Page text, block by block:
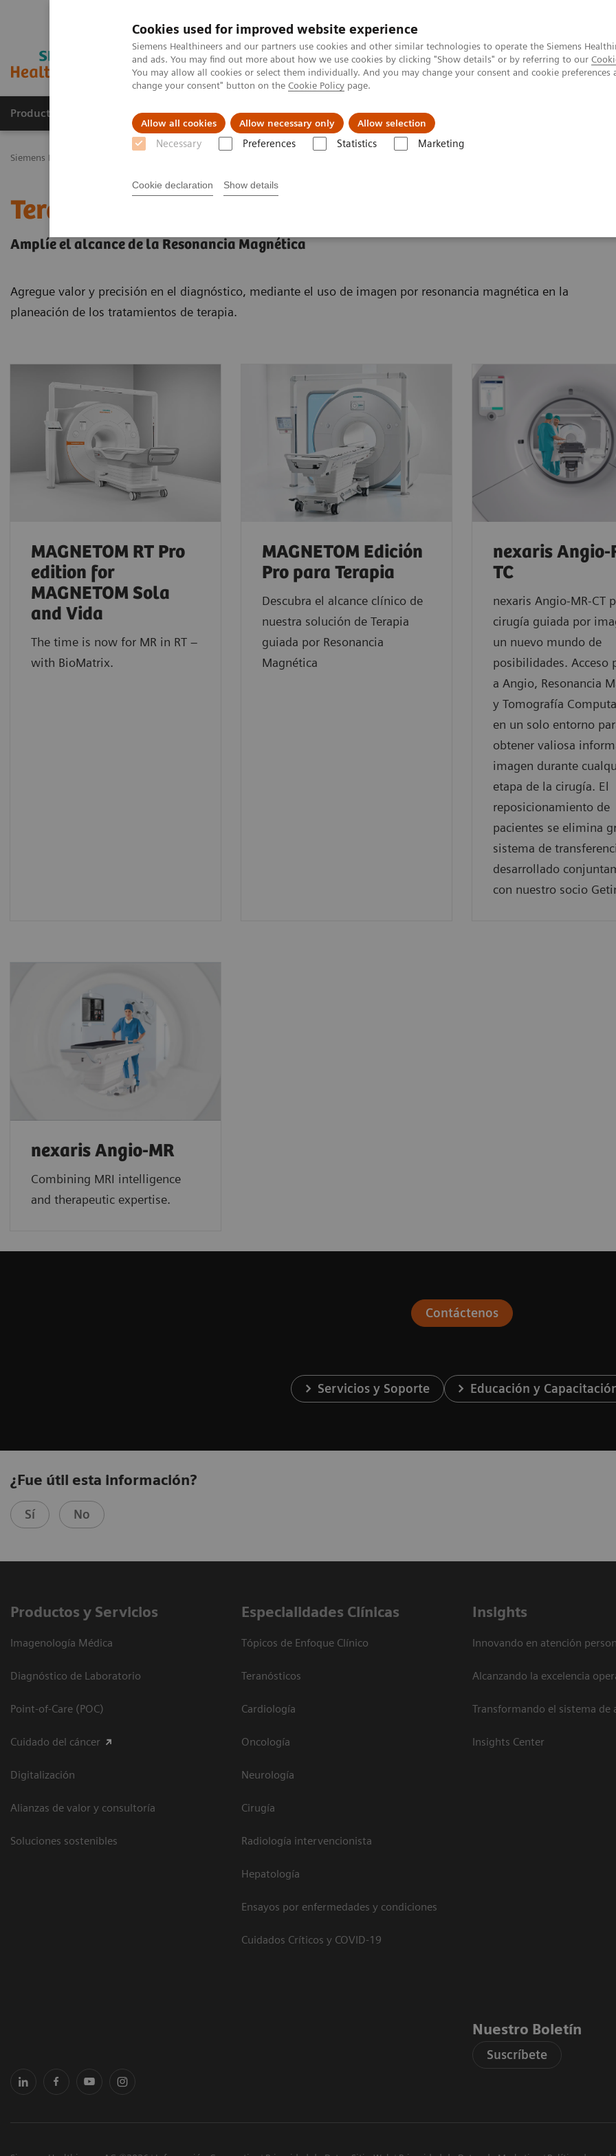
Cookies used for improved website experience
Siemens Healthineers and our partners use cookies and other similar technologies to operate the Siemens
and ads. You may find out more about how we use cookies by clicking "Show details" or by referring to our
You may allow all cookies or select them individually. And you may change your consent and cookie
change your consent" button on the Cookie Policy page.
Allow all cookies Allow necessary only Allow selection
Necessary Preferences Statistics Marketing
Cookie declaration Show details
Productos y servicios Especialidades Clínicas Servicios post venta
Siemens Healthineers Latinoamérica
Terapia guiada por Resonancia Magnética
Amplíe el alcance de la Resonancia Magnética
Agregue valor y precisión en el diagnóstico, mediante el uso de imagen por resonancia magnética en la
planeación de los tratamientos de terapia.
MAGNETOM RT Pro
edition for
MAGNETOM Sola
and Vida
The time is now for MR in RT –
with BioMatrix.
MAGNETOM Edición
Pro para Terapia
Descubra el alcance clínico de
nuestra solución de Terapia
guiada por Resonancia
Magnética
nexaris Angio-
TC
nexaris Angio-MR-CT
cirugía guiada por
un nuevo mundo de
posibilidades. Acceso
a Angio, Resonancia
y Tomografía
en un solo entorno
obtener valiosa
imagen durante
etapa de la cirugía. El
reposicionamiento de
pacientes se elimina
sistema de
desarrollado
con nuestro socio
nexaris Angio-MR
Combining MRI intelligence
and therapeutic expertise.
Contáctenos
Servicios y Soporte Educación y
¿Fue útil esta información?
Sí No
Productos y Servicios
Imagenología Médica
Diagnóstico de Laboratorio
Point-of-Care (POC)
Cuidado del cáncer
Digitalización
Alianzas de valor y consultoría
Soluciones sostenibles
Especialidades Clínicas
Tópicos de Enfoque Clínico
Teranósticos
Cardiología
Oncología
Neurología
Cirugía
Radiología intervencionista
Hepatología
Ensayos por enfermedades y condiciones
Cuidados Críticos y COVID-19
Insights
Innovando en atención
Alcanzando la excelencia
Transformando el sistema de
Insights Center
Nuestro Boletín
Suscríbete